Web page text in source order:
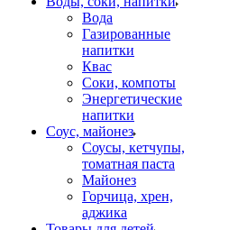
Вода
Газированные
напитки
Квас
Соки, компоты
Энергетические
напитки
Соус, майонез
Соусы, кетчупы,
томатная паста
Майонез
Горчица, хрен,
аджика